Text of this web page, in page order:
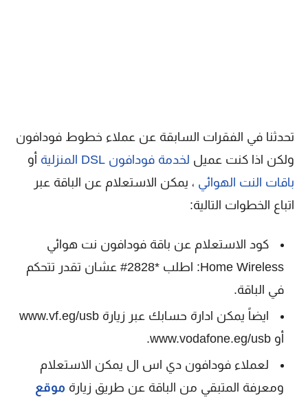
تحدثنا في الفقرات السابقة عن عملاء خطوط فودافون
ولكن اذا كنت عميل لخدمة فودافون DSL المنزلية
أو
باقات النت الهوائي ، يمكن الاستعلام عن الباقة عبر
اتباع الخطوات التالية:
كود الاستعلام عن باقة فودافون نت هوائي
Home Wireless: اطلب *2828# عشان تقدر تتحكم
في الباقة.
أو www.vodafone.eg/usb.
لعملاء فودافون دي اس ال يمكن الاستعلام
ومعرفة المتبقي من الباقة عن طريق زيارة موقع